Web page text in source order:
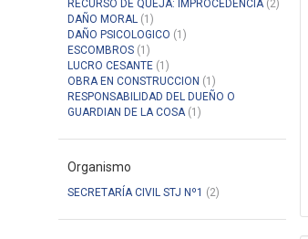
RECURSO DE QUEJA: IMPROCEDENCIA(2)
DAÑO MORAL (1)
DAÑO PSICOLOGICO (1)
ESCOMBROS (1)
LUCRO CESANTE (1)
OBRA EN CONSTRUCCION (1)
RESPONSABILIDAD DEL DUEÑO O
GUARDIAN DE LA COSA(1)
Organismo
SECRETARÍA CIVIL STJ Nº1 (2)